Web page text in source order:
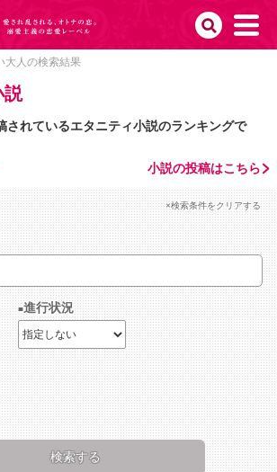
大人の検索結果
説
されているエタニティ小説のランキングで
小説の投稿はこちら
×検索条件をクリアする
進行状況